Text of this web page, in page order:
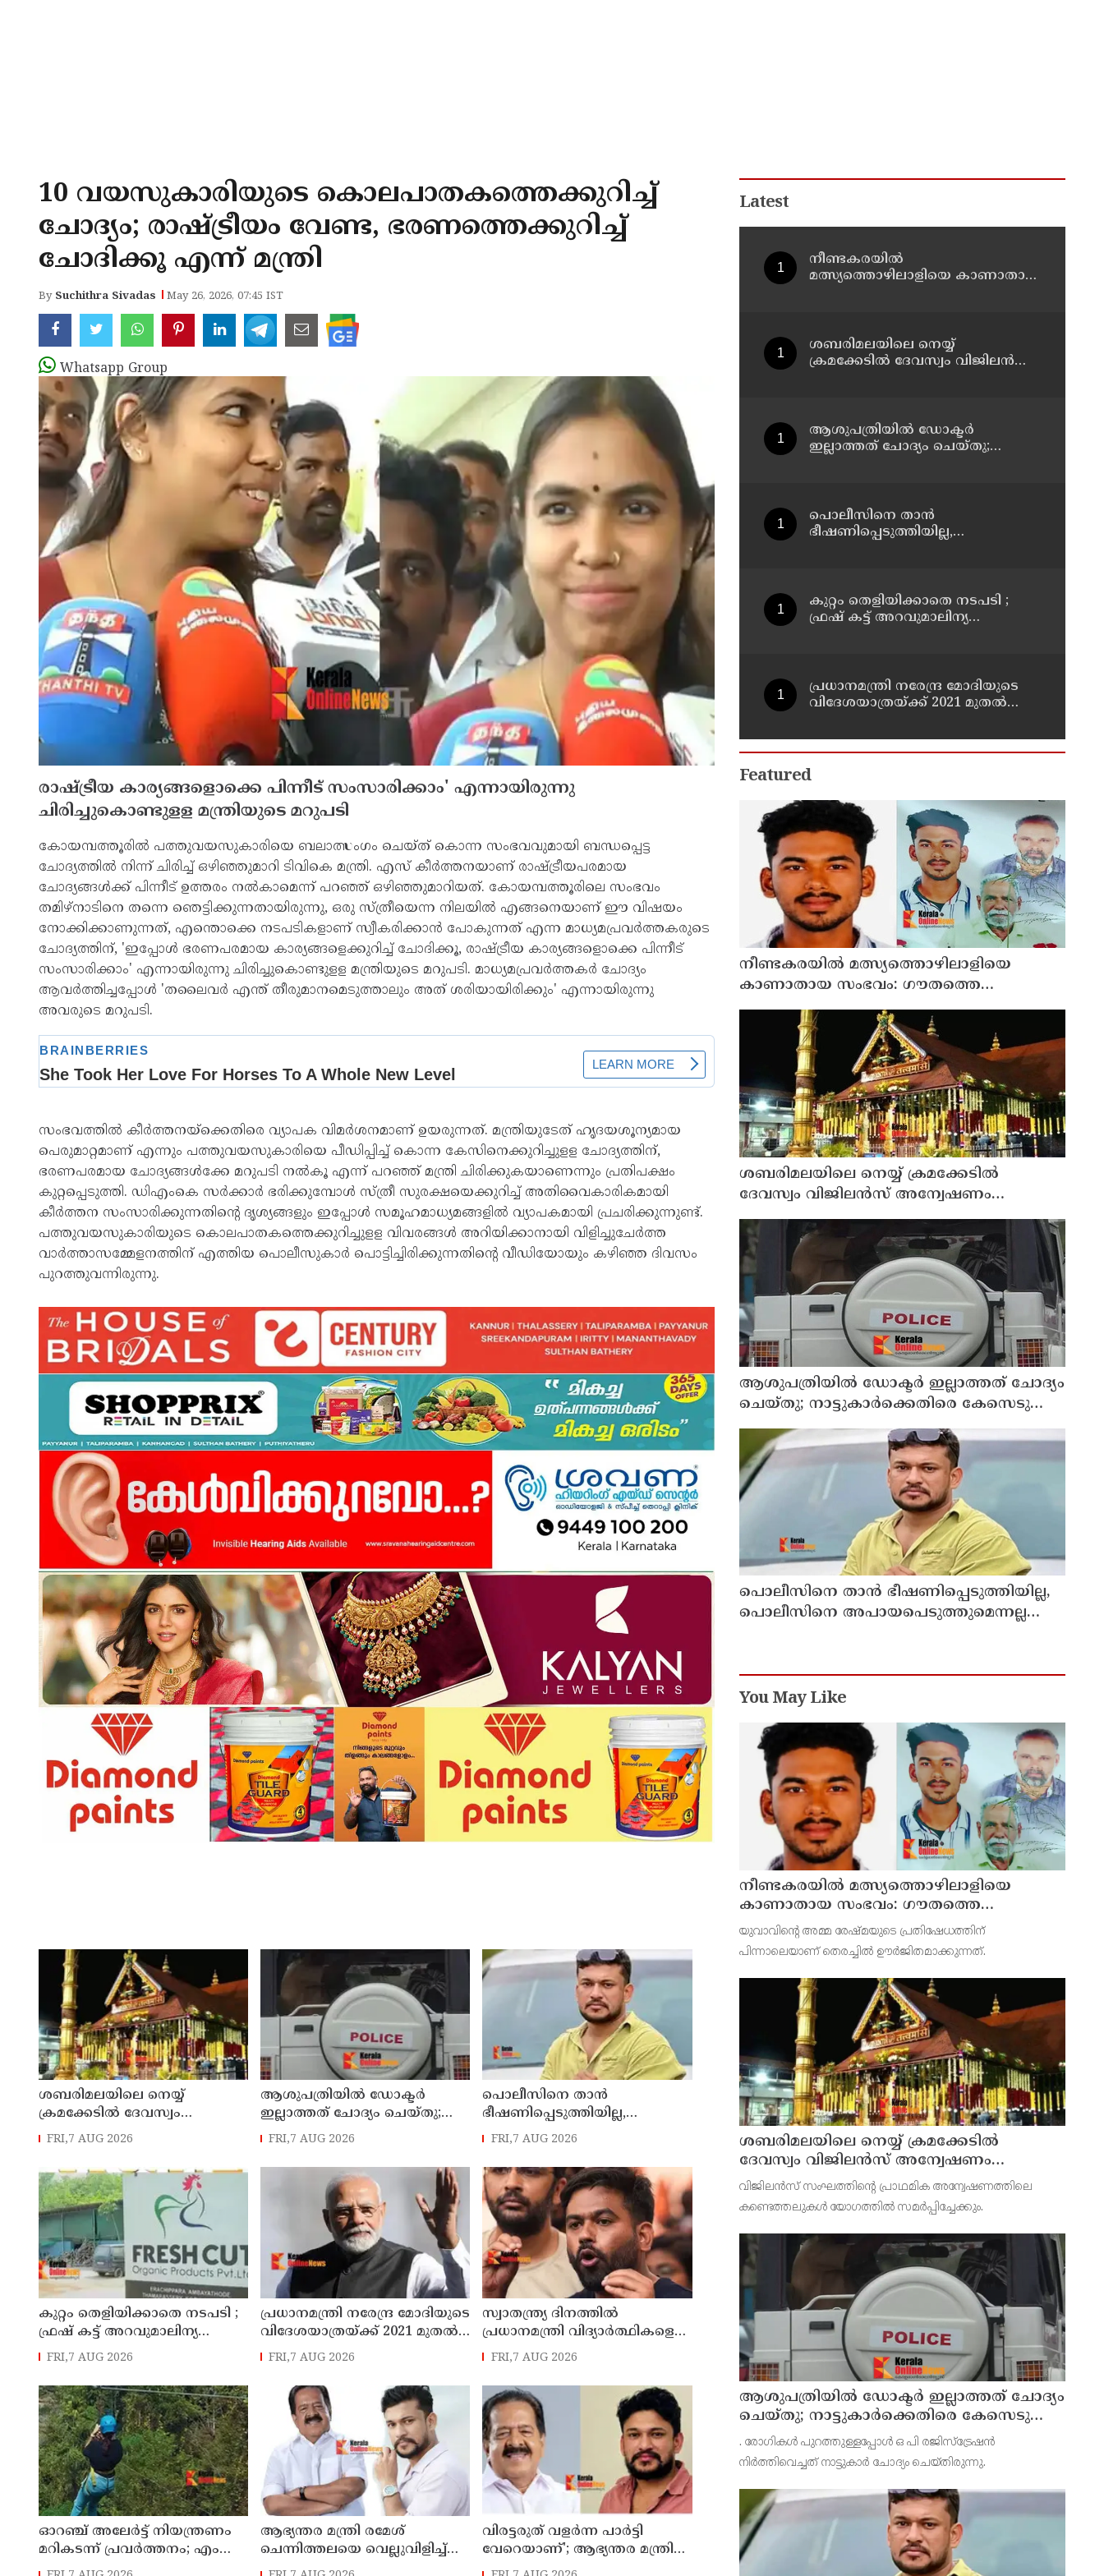
10 വയസുകാരിയുടെ കൊലപാതകത്തെക്കുറിച്ച്
ചോദ്യം; രാഷ്ട്രീയം വേണ്ട, ഭരണത്തെക്കുറിച്ച്
ചോദിക്കൂ എന്ന് മന്ത്രി
By Suchithra Sivadas May 26, 2026, 07:45 IST
Whatsapp Group
രാഷ്ട്രീയ കാര്യങ്ങളൊക്കെ പിന്നീട് സംസാരിക്കാം' എന്നായിരുന്നു
ചിരിച്ചുകൊണ്ടുളള മന്ത്രിയുടെ മറുപടി
കോയമ്പത്തൂരില്‍ പത്തുവയസുകാരിയെ ബലാത്സംഗം ചെയ്ത് കൊന്ന സംഭവവുമായി ബന്ധപ്പെട്ട
ചോദ്യത്തില്‍ നിന്ന് ചിരിച്ച് ഒഴിഞ്ഞുമാറി ടിവികെ മന്ത്രി. എസ് കീര്‍ത്തനയാണ് രാഷ്ട്രീയപരമായ
ചോദ്യങ്ങള്‍ക്ക് പിന്നീട് ഉത്തരം നല്‍കാമെന്ന് പറഞ്ഞ് ഒഴിഞ്ഞുമാറിയത്. കോയമ്പത്തൂരിലെ സംഭവം
തമിഴ്നാടിനെ തന്നെ ഞെട്ടിക്കുന്നതായിരുന്നു, ഒരു സ്ത്രീയെന്ന നിലയില്‍ എങ്ങനെയാണ് ഈ വിഷയം
നോക്കിക്കാണുന്നത്, എന്തൊക്കെ നടപടികളാണ് സ്വീകരിക്കാന്‍ പോകുന്നത് എന്ന മാധ്യമപ്രവര്‍ത്തകരുടെ
ചോദ്യത്തിന്, 'ഇപ്പോള്‍ ഭരണപരമായ കാര്യങ്ങളെക്കുറിച്ച് ചോദിക്കൂ, രാഷ്ട്രീയ കാര്യങ്ങളൊക്കെ പിന്നീട്
സംസാരിക്കാം' എന്നായിരുന്നു ചിരിച്ചുകൊണ്ടുളള മന്ത്രിയുടെ മറുപടി. മാധ്യമപ്രവര്‍ത്തകര്‍ ചോദ്യം
ആവര്‍ത്തിച്ചപ്പോള്‍ 'തലൈവര്‍ എന്ത് തീരുമാനമെടുത്താലും അത് ശരിയായിരിക്കും' എന്നായിരുന്നു
അവരുടെ മറുപടി.
സംഭവത്തില്‍ കീര്‍ത്തനയ്ക്കെതിരെ വ്യാപക വിമര്‍ശനമാണ് ഉയരുന്നത്. മന്ത്രിയുടേത് ഹൃദയശൂന്യമായ
പെരുമാറ്റമാണ് എന്നും പത്തുവയസുകാരിയെ പീഡിപ്പിച്ച് കൊന്ന കേസിനെക്കുറിച്ചുളള ചോദ്യത്തിന്,
ഭരണപരമായ ചോദ്യങ്ങള്‍ക്കേ മറുപടി നല്‍കൂ എന്ന് പറഞ്ഞ് മന്ത്രി ചിരിക്കുകയാണെന്നും പ്രതിപക്ഷം
കുറ്റപ്പെടുത്തി. ഡിഎംകെ സര്‍ക്കാര്‍ ഭരിക്കുമ്പോള്‍ സ്ത്രീ സുരക്ഷയെക്കുറിച്ച് അതിവൈകാരികമായി
കീര്‍ത്തന സംസാരിക്കുന്നതിന്റെ ദൃശ്യങ്ങളും ഇപ്പോള്‍ സമൂഹമാധ്യമങ്ങളില്‍ വ്യാപകമായി പ്രചരിക്കുന്നുണ്ട്.
പത്തുവയസുകാരിയുടെ കൊലപാതകത്തെക്കുറിച്ചുളള വിവരങ്ങള്‍ അറിയിക്കാനായി വിളിച്ചുചേര്‍ത്ത
വാര്‍ത്താസമ്മേളനത്തിന് എത്തിയ പൊലീസുകാര്‍ പൊട്ടിച്ചിരിക്കുന്നതിന്റെ വീഡിയോയും കഴിഞ്ഞ ദിവസം
പുറത്തുവന്നിരുന്നു.
ശബരിമലയിലെ നെയ്യ്
ക്രമക്കേടില്‍ ദേവസ്വം
വിജിലന്‍സ് അന്വേഷണം
ദേവസ്വം ബോര്‍ഡ് യോഗം ഇന്ന്
FRI,7 AUG 2026
ആശുപത്രിയില്‍ ഡോക്ടര്‍
ഇല്ലാത്തത് ചോദ്യം ചെയ്തു;
നാട്ടുകാര്‍ക്കെതിരെ
FRI,7 AUG 2026
പൊലീസിനെ താന്‍
ഭീഷണിപ്പെടുത്തിയില്ല,
പൊലീസിനെ
സര്‍വീസില്‍ തുടരാന്‍
അനുവദിക്കില്ലെന്നാണ്
പറഞ്ഞത് ;
വിശദീകരണവുമായി അര്‍ജുന്‍
ആയങ്കി
FRI,7 AUG 2026
കുറ്റം തെളിയിക്കാതെ നടപടി ;
ഫ്രഷ് കട്ട് അറവുമാലിന്യ
സംസ്‌കരണ പ്ലാന്റിന് നല്‍കിയ
സ്റ്റോപ്പ് മെമ്മോയില്‍ ഗുരുതര
വീഴ്ചയെന്ന് ഹൈക്കോടതി
FRI,7 AUG 2026
പ്രധാനമന്ത്രി നരേന്ദ്ര മോദിയുടെ
വിദേശയാത്രയ്ക്ക് 2021 മുതല്‍
ചെലവായത് 558കോടി രൂപ
FRI,7 AUG 2026
സ്വാതന്ത്ര്യ ദിനത്തില്‍
പ്രധാനമന്ത്രി വിദ്യാര്‍ത്ഥികളെ
അഭിസംബോധന ചെയ്യണം;
ആവശ്യവുമായി അഭിജീത്
ദീപ്കെ
FRI,7 AUG 2026
ഓറഞ്ച് അലേര്‍ട്ട് നിയന്ത്രണം
മറികടന്ന് പ്രവര്‍ത്തനം; എം
എം മണിയുടെ സഹോദരന്‍
ആഭ്യന്തര മന്ത്രി രമേശ്
ചെന്നിത്തലയെ വെല്ലുവിളിച്ച്
അ‍ർജുൻ ആയങ്കി ; വിരട്ടരുത്..
വിരട്ടരുത് വളര്‍ന്ന പാര്‍ട്ടി
വേറെയാണ്'; ആഭ്യന്തര മന്ത്രി
രമേശ് ചെന്നിത്തലയെ
Latest
നീണ്ടകരയില്‍
മത്സ്യത്തൊഴിലാളിയെ കാണാതായ
ശബരിമലയിലെ നെയ്യ്
ക്രമക്കേടില്‍ ദേവസ്വം വിജിലന്‍സ്
ആശുപത്രിയില്‍ ഡോക്ടര്‍
ഇല്ലാത്തത് ചോദ്യം ചെയ്തു;
പൊലീസിനെ താന്‍
ഭീഷണിപ്പെടുത്തിയില്ല,
അനുവദിക്കില്ലെന്നാണ് പറഞ്ഞത് ;
വിശദീകരണവുമായി അര്‍ജുന്‍
കുറ്റം തെളിയിക്കാതെ നടപടി ;
ഫ്രഷ് കട്ട് അറവുമാലിന്യ
പ്രധാനമന്ത്രി നരേന്ദ്ര മോദിയുടെ
വിദേശയാത്രയ്ക്ക് 2021 മുതല്‍
Featured
നീണ്ടകരയില്‍ മത്സ്യത്തൊഴിലാളിയെ
കാണാതായ സംഭവം: ഗൗതത്തെ
കാണാതായിട്ട് എട്ടാം ദിവസം
ശബരിമലയിലെ നെയ്യ് ക്രമക്കേടില്‍
ദേവസ്വം വിജിലന്‍സ് അന്വേഷണം
നടക്കവേ തിരുവിതാംകൂര്‍ ദേവസ്വം
ബോര്‍ഡ് യോഗം ഇന്ന്
ആശുപത്രിയില്‍ ഡോക്ടര്‍ ഇല്ലാത്തത് ചോദ്യം
ചെയ്തു; നാട്ടുകാര്‍ക്കെതിരെ കേസെടുത്ത്
പൊലീസ്
പൊലീസിനെ താന്‍ ഭീഷണിപ്പെടുത്തിയില്ല,
പൊലീസിനെ അപായപെടുത്തുമെന്നല്ല
വിശദീകരണവുമായി അര്‍ജുന്‍ ആയങ്കി
You May Like
നീണ്ടകരയില്‍ മത്സ്യത്തൊഴിലാളിയെ
കാണാതായ സംഭവം: ഗൗതത്തെ
കാണാതായിട്ട് എട്ടാം ദിവസം
യുവാവിന്റെ അമ്മ രേഷ്മയുടെ പ്രതിഷേധത്തിന്
പിന്നാലെയാണ് തെരച്ചില്‍ ഊര്‍ജിതമാക്കുന്നത്.
ശബരിമലയിലെ നെയ്യ് ക്രമക്കേടില്‍
ദേവസ്വം വിജിലന്‍സ് അന്വേഷണം
നടക്കവേ തിരുവിതാംകൂര്‍ ദേവസ്വം
ബോര്‍ഡ് യോഗം ഇന്ന്
വിജിലന്‍സ് സംഘത്തിന്റെ പ്രാഥമിക അന്വേഷണത്തിലെ
കണ്ടെത്തലുകള്‍ യോഗത്തില്‍ സമര്‍പ്പിച്ചേക്കും.
ആശുപത്രിയില്‍ ഡോക്ടര്‍ ഇല്ലാത്തത് ചോദ്യം
ചെയ്തു; നാട്ടുകാര്‍ക്കെതിരെ കേസെടുത്ത്
പൊലീസ്
. രോഗികള്‍ പുറത്തുള്ളപ്പോള്‍ ഒ പി രജിസ്ട്രേഷന്‍
നിര്‍ത്തിവെച്ചത് നാട്ടുകാര്‍ ചോദ്യം ചെയ്തിരുന്നു.